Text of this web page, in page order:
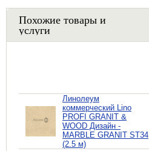
Похожие товары и
услуги
Линолеум
коммерческий Lino
PROFI GRANIT &
WOOD Дизайн -
MARBLE GRANIT ST34
(2.5 м)